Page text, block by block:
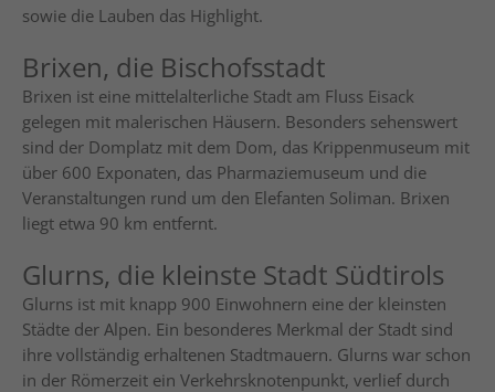
sowie die Lauben das Highlight.
Brixen, die Bischofsstadt
Brixen ist eine mittelalterliche Stadt am Fluss Eisack
gelegen mit malerischen Häusern. Besonders sehenswert
sind der Domplatz mit dem Dom, das Krippenmuseum mit
über 600 Exponaten, das Pharmaziemuseum und die
Veranstaltungen rund um den Elefanten Soliman. Brixen
liegt etwa 90 km entfernt.
Glurns, die kleinste Stadt Südtirols
Glurns ist mit knapp 900 Einwohnern eine der kleinsten
Städte der Alpen. Ein besonderes Merkmal der Stadt sind
ihre vollständig erhaltenen Stadtmauern. Glurns war schon
in der Römerzeit ein Verkehrsknotenpunkt, verlief durch